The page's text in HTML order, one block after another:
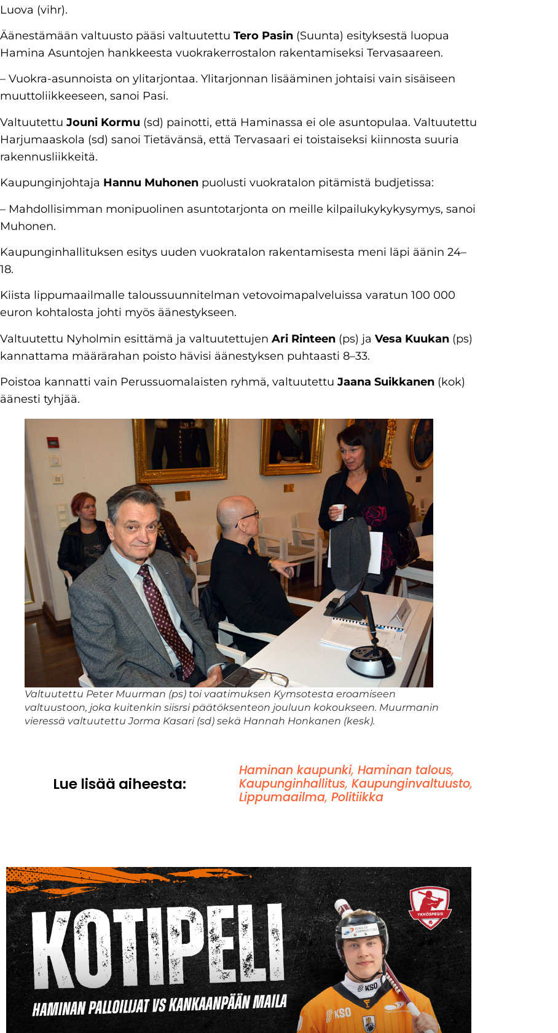
Luova (vihr).
Äänestämään valtuusto pääsi valtuutettu Tero Pasin (Suunta) esityksestä luopua
Hamina Asuntojen hankkeesta vuokrakerrostalon rakentamiseksi Tervasaareen.
– Vuokra-asunnoista on ylitarjontaa. Ylitarjonnan lisääminen johtaisi vain sisäiseen
muuttoliikkeeseen, sanoi Pasi.
ValtuutettuJouni Kormu (sd) painotti, että Haminassa ei ole asuntopulaa. Valtuutettu
Harjumaaskola (sd) sanoi Tietävänsä, että Tervasaari ei toistaiseksi kiinnosta suuria
rakennusliikkeitä.
Kaupunginjohtaja Hannu Muhonen puolusti vuokratalon pitämistä budjetissa:
– Mahdollisimman monipuolinen asuntotarjonta on meille kilpailukykykysymys, sanoi
Muhonen.
Kaupunginhallituksen esitys uuden vuokratalon rakentamisesta meni läpi äänin 24–
18.
Kiista lippumaailmalle taloussuunnitelman vetovoimapalveluissa varatun 100 000
euron kohtalosta johti myös äänestykseen.
Valtuutettu Nyholmin esittämä ja valtuutettujen Ari Rinteen (ps) ja Vesa Kuukan (ps)
kannattama määrärahan poisto hävisi äänestyksen puhtaasti 8–33.
Poistoa kannatti vain Perussuomalaisten ryhmä, valtuutettuJaana Suikkanen (kok)
äänesti tyhjää.
Valtuutettu Peter Muurman (ps) toi vaatimuksen Kymsotesta eroamiseen
valtuustoon, joka kuitenkin siisrsi päätöksenteon jouluun kokoukseen. Muurmanin
vieressä valtuutettu Jorma Kasari (sd) sekä Hannah Honkanen (kesk).
Lue lisää aiheesta:
Haminan kaupunki, Haminan talous,
Kaupunginhallitus, Kaupunginvaltuusto,
Lippumaailma, Politiikka